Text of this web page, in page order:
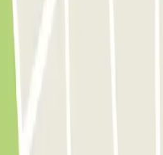
P4 Longue Durée
Aéroport Beauvais